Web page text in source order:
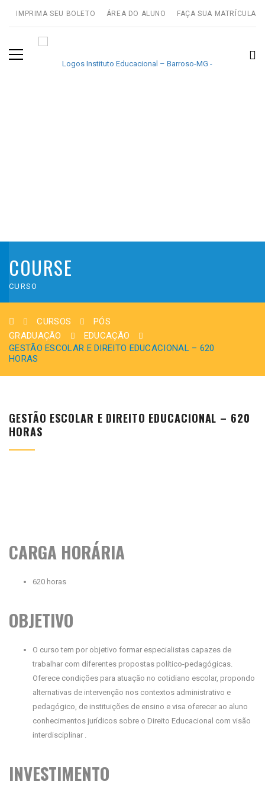
IMPRIMA SEU BOLETO ÁREA DO ALUNO FAÇA SUA MATRÍCULA
COURSE
CURSO
CURSOS
PÓS
GRADUAÇÃO
EDUCAÇÃO
GESTÃO ESCOLAR E DIREITO EDUCACIONAL – 620
HORAS
GESTÃO ESCOLAR E DIREITO EDUCACIONAL – 620
HORAS
CARGA HORÁRIA
620 horas
OBJETIVO
O curso tem por objetivo formar especialistas capazes de
trabalhar com diferentes propostas político-pedagógicas.
Oferece condições para atuação no cotidiano escolar, propondo
alternativas de intervenção nos contextos administrativo e
pedagógico, de instituições de ensino e visa oferecer ao aluno
conhecimentos jurídicos sobre o Direito Educacional com visão
interdisciplinar .
INVESTIMENTO